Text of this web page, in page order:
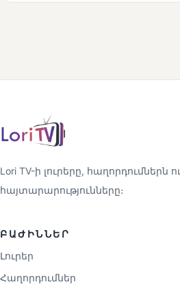
Lori TV-ի լուրերը, հաղորդումներն ու
հայտարարությունները։
ԲԱԺԻՆՆԵՐ
Լուրեր
Հաղորդումներ